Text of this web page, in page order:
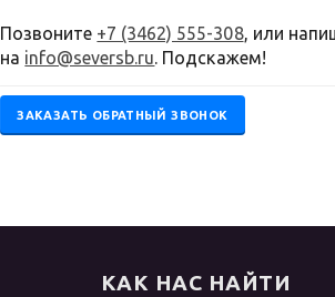
Позвоните +7 (3462) 555-308, или
на info@seversb.ru. Подскажем!
ЗАКАЗАТЬ ОБРАТНЫЙ ЗВОНОК
КАК НАС НАЙТИ